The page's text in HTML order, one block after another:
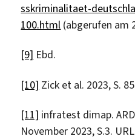
sskriminalitaet-
100.html (abgerufen am
[9] Ebd.
[10] Zick et al. 2023, S.
[11] infratest dimap.
November 2023, S.3.